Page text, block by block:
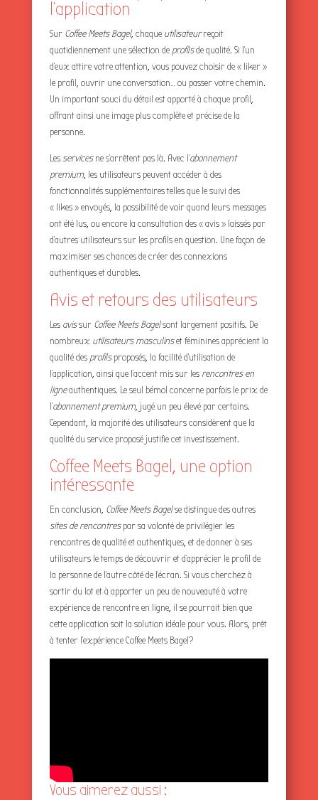
l’application
Sur Coffee Meets Bagel, chaque utilisateurreçoit
quotidiennement une sélection de profilsde qualité. Si l’un
d’eux attire votre attention, vous pouvez choisir de « liker »
le profil, ouvrir une conversation… ou passer votre chemin.
Un important souci du détail est apporté à chaque profil,
offrant ainsi une image plus complète et précise de la
personne.
Lesservicesne s’arrêtent pas là. Avec l’abonnement
premium, les utilisateurs peuvent accéder à des
fonctionnalités supplémentaires telles que le suivi des
« likes » envoyés, la possibilité de voir quand leurs messages
ont été lus, ou encore la consultation des « avis » laissés par
d’autres utilisateurs sur les profils en question. Une façon de
maximiser ses chances de créer des connexions
authentiques et durables.
Avis et retours des utilisateurs
Les avissur Coffee Meets Bagelsont largement positifs. De
nombreux utilisateurs masculinset féminines apprécient la
qualité des profilsproposés, la facilité d’utilisation de
l’application, ainsi que l’accent mis sur les rencontres en
ligneauthentiques. Le seul bémol concerne parfois le prix de
l’abonnement premium, jugé un peu élevé par certains.
Cependant, la majorité des utilisateurs considèrent que la
qualité du service proposé justifie cet investissement.
Coffee Meets Bagel, une option
intéressante
En conclusion, Coffee Meets Bagelse distingue des autres
sites de rencontrespar sa volonté de privilégier les
rencontres de qualité et authentiques, et de donner à ses
utilisateurs le temps de découvrir et d’apprécier le profil de
la personne de l’autre côté de l’écran. Si vous cherchez à
sortir du lot et à apporter un peu de nouveauté à votre
expérience de rencontre en ligne, il se pourrait bien que
cette application soit la solution idéale pour vous. Alors, prêt
à tenter l’expérience Coffee Meets Bagel?
Vous aimerez aussi :